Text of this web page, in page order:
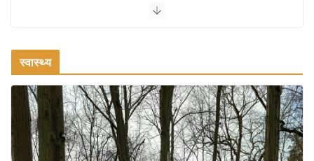
वजन घटाने के लिए 8 बेहतरीन वॉकिंग
रामेश्वरम यात्रा गाइड: पवित्र तीर्थ स्थल, दर्शन स्थल और पहुंच मार्ग
July 30, 2026 1 Comment
स्वास्थ्य